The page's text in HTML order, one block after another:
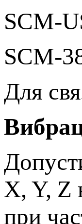
SCM-
SCM-
Для
X, Y, Z
при